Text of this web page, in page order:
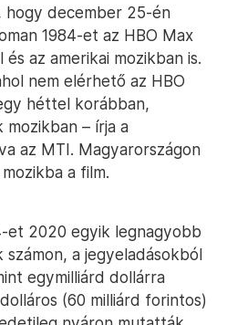
december 25-én
1984-et az HBO Max
az amerikai mozikban is.
nem elérhető az HBO
héttel korábban,
– írja a
az MTI. Magyarországon
a film.
et 2020 egyik legnagyobb
a jegyeladásokból
egymilliárd dollárra
(60 milliárd forintos)